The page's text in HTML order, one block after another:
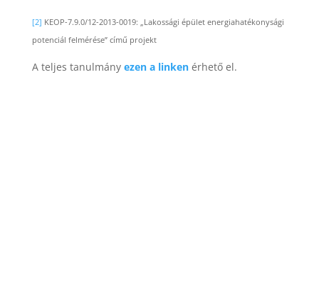
[2] KEOP-7.9.0/12-2013-0019: „Lakossági épület energiahatékonysági
potenciál felmérése” című projekt
A teljes tanulmány ezen a linkenérhető el.